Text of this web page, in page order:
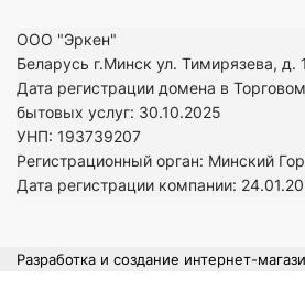
ООО "Эркен"
Беларусь г.Минск ул. Тимирязева, д.
Дата регистрации домена в
бытовых услуг: 30.10.2025
УНП: 193739207
Регистрационный орган: Минский
Дата регистрации компании: 24
Разработка и создание интернет-